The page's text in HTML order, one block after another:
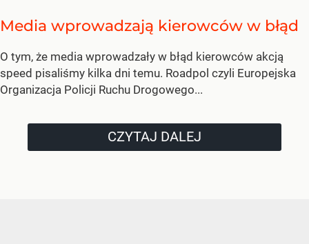
Media wprowadzają kierowców w błąd
O tym, że media wprowadzały w błąd kierowców akcją
speed pisaliśmy kilka dni temu. Roadpol czyli Europejska
Organizacja Policji Ruchu Drogowego...
CZYTAJ DALEJ